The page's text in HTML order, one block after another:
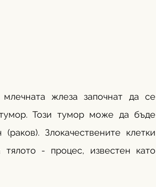
жлеза започнат да се
Този тумор може да бъде
Злокачествените клетки
- процес, известен като